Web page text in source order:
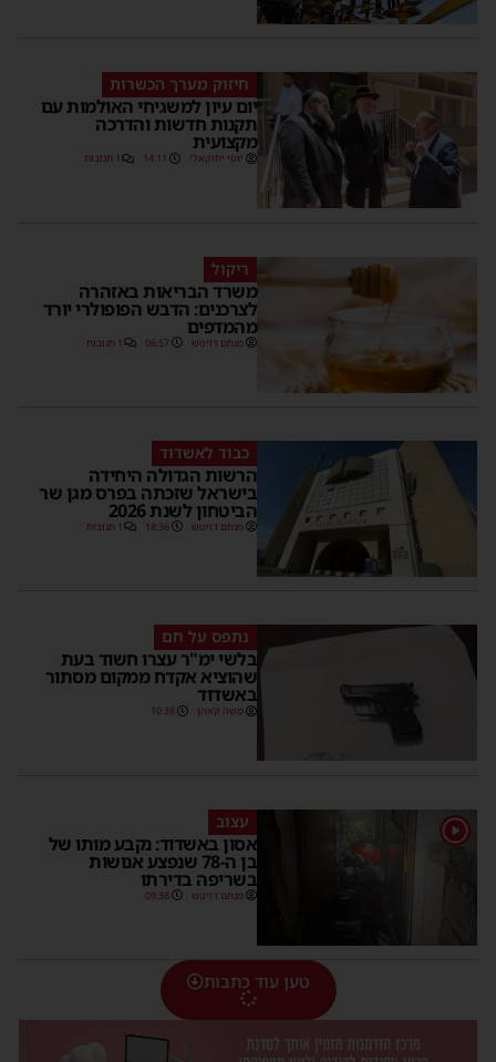
חיזוק מערך הכשרות
יום עיון למשגיחי האולמות עם
תקנות חדשות והדרכה
מקצועית
יוסי יחזקאלי 14:11 1 תגובות
ריקול
משרד הבריאות באזהרה
לצרכנים: הדבש הפופולרי יורד
מהמדפים
מנחם דויטש 06:57 1 תגובות
כבוד לאשדוד
הרשות הגדולה היחידה
בישראל שזכתה בפרס מגן שר
הביטחון לשנת 2026
מנחם דויטש 18:36 1 תגובות
נתפס על חם
בלשי ימ"ר עצרו חשוד בעת
שהוציא אקדח ממקום מסתור
באשדוד
משה קאהן 10:38
1 עצוב
אסון באשדוד: נקבע מותו של
בן ה-78 שנפצע אנושות
בשריפה בדירתו
מנחם דויטש 09:38
טען עוד כתבות